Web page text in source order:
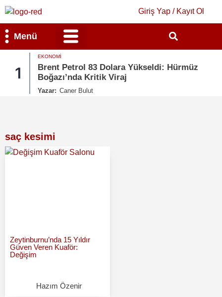
Giriş Yap / Kayıt Ol
Menü
1
EKONOMI
Brent Petrol 83 Dolara Yükseldi: Hürmüz
Boğazı’nda Kritik Viraj
Yazar: Caner Bulut
saç kesimi
Zeytinburnu’nda 15 Yıldır
Güven Veren Kuaför:
Değişim
Hazım Özenir